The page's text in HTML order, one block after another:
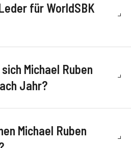
für WorldSBK
Michael Ruben
Jahr?
Michael Ruben